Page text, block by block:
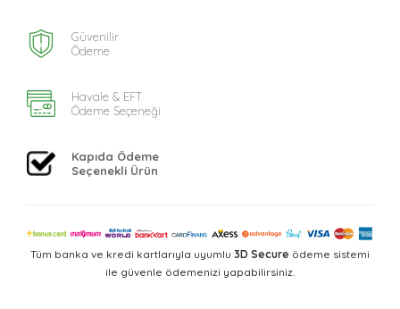
Güvenilir
Ödeme
Havale & EFT
Ödeme Seçeneği
Kapıda Ödeme
Seçenekli Ürün
Tüm banka ve kredi kartlarıyla uyumlu 3D Secure ödeme sistemi
ile güvenle ödemenizi yapabilirsiniz.